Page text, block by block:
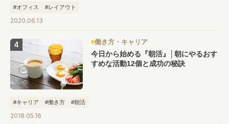
#オフィス #レイアウト
2020.06.13
働き方・キャリア
今日から始める『朝活』│朝にやるおす
すめな活動12個と成功の秘訣
#キャリア #働き方 #朝活
2018.05.16